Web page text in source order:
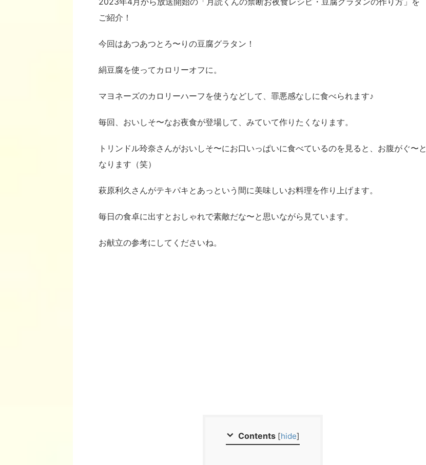
ご紹介！
今回はあつあつとろ〜りの豆腐グラタン！
絹豆腐を使ってカロリーオフに。
マヨネーズのカロリーハーフを使うなどして、罪悪感なしに食べられます♪
毎回、おいしそ〜なお夜食が登場して、みていて作りたくなります。
トリンドル玲奈さんがおいしそ〜にお口いっぱいに食べているのを見ると、お腹がぐ〜と
なります（笑）
萩原利久さんがテキパキとあっという間に美味しいお料理を作り上げます。
毎日の食卓に出すとおしゃれで素敵だな〜と思いながら見ています。
お献立の参考にしてくださいね。
Contents [hide]